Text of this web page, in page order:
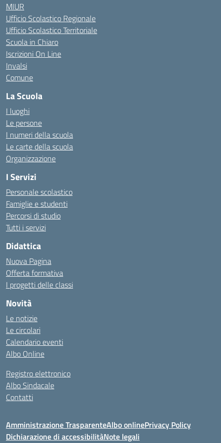
MIUR
Ufficio Scolastico Regionale
Ufficio Scolastico Territoriale
Scuola in Chiaro
Iscrizioni On Line
Invalsi
Comune
La Scuola
I luoghi
Le persone
I numeri della scuola
Le carte della scuola
Organizzazione
I Servizi
Personale scolastico
Famiglie e studenti
Percorsi di studio
Tutti i servizi
Didattica
Nuova Pagina
Offerta formativa
I progetti delle classi
Novità
Le notizie
Le circolari
Calendario eventi
Albo Online
Registro elettronico
Albo Sindacale
Contatti
Amministrazione TrasparenteAlbo onlinePrivacy Policy
Dichiarazione di accessibilitàNote legali